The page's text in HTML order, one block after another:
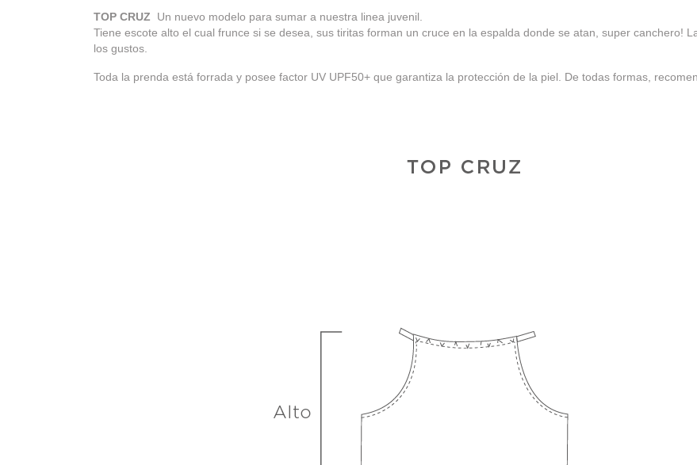
TOP CRUZ Un nuevo modelo para sumar a nuestra linea juvenil.
Tiene escote alto el cual frunce si se desea, sus tiritas forman un cruce en la espalda donde se atan, super canchero!
los gustos.
Toda la prenda está forrada y posee factor UV UPF50+ que garantiza la protección de la piel. De todas formas,